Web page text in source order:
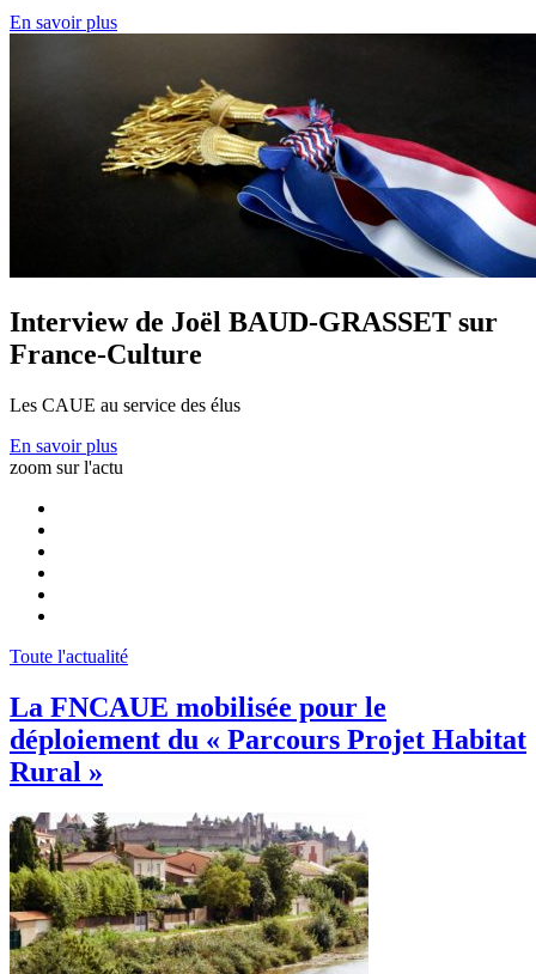
En savoir plus
Interview de Joël BAUD-GRASSET sur
France-Culture
Les CAUE au service des élus
En savoir plus
zoom sur l'actu
Toute l'actualité
La FNCAUE mobilisée pour le
déploiement du « Parcours Projet Habitat
Rural »